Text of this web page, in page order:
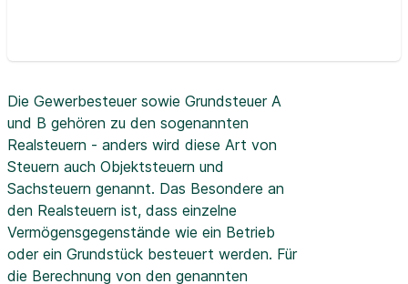
Die Gewerbesteuer sowie Grundsteuer A
und B gehören zu den sogenannten
Realsteuern - anders wird diese Art von
Steuern auch Objektsteuern und
Sachsteuern genannt. Das Besondere an
den Realsteuern ist, dass einzelne
Vermögensgegenstände wie ein Betrieb
oder ein Grundstück besteuert werden. Für
die Berechnung von den genannten